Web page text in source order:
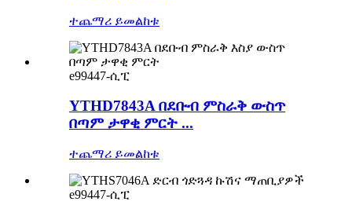
ተጨማሪ ይመልከቱ
e99447-ሲፒ
YTHD7843A በደቡብ ምስራቅ ውስጥ
በጣም ታዋቂ ምርት ...
ተጨማሪ ይመልከቱ
e99447-ሲፒ